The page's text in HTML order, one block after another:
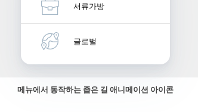
서류가방
글로벌
메뉴에서 동작하는 좁은 길 애니메이션 아이콘